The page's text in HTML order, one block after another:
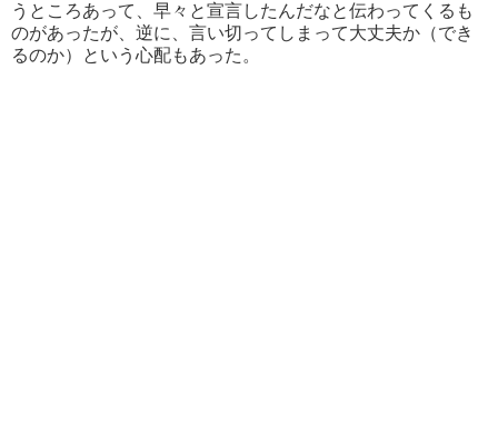
うところあって、早々と宣言したんだなと伝わってくるも
のがあったが、逆に、言い切ってしまって大丈夫か（でき
るのか）という心配もあった。